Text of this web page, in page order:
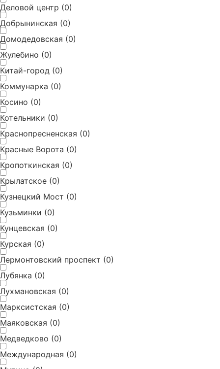
Деловой центр (0)
Добрынинская (0)
Домодедовская (0)
Жулебино (0)
Китай-город (0)
Коммунарка (0)
Косино (0)
Котельники (0)
Краснопресненская (0)
Красные Ворота (0)
Кропоткинская (0)
Крылатское (0)
Кузнецкий Мост (0)
Кузьминки (0)
Кунцевская (0)
Курская (0)
Лермонтовский проспект (0)
Лубянка (0)
Лухмановская (0)
Марксистская (0)
Маяковская (0)
Медведково (0)
Международная (0)
Добавить заведение
Заполните все поля и нажмите кнопку «Отправить»
Телефон (для подтверждения брони)
E-mail*